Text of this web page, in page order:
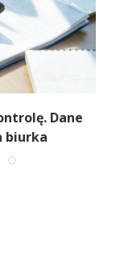
Dane
biurka